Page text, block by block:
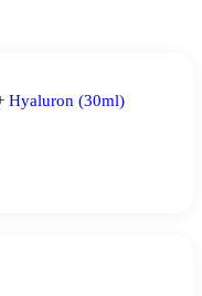
Hyaluron (30ml)